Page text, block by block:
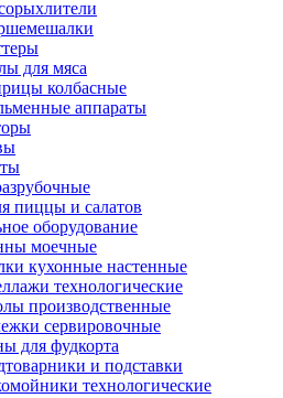
для мяса
колбасные
аппараты
пиццы и салатов
оборудование
моечные
кухонные настенные
технологические
производственные
сервировочные
для фудкорта
и подставки
технологические